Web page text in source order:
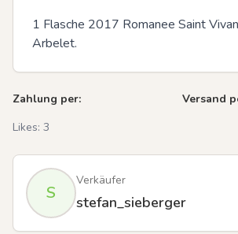
1 Flasche 2017 Romanee Saint
Arbelet.
Zahlung per:
Versand
Likes: 3
S
Verkäufer
stefan_sieberger